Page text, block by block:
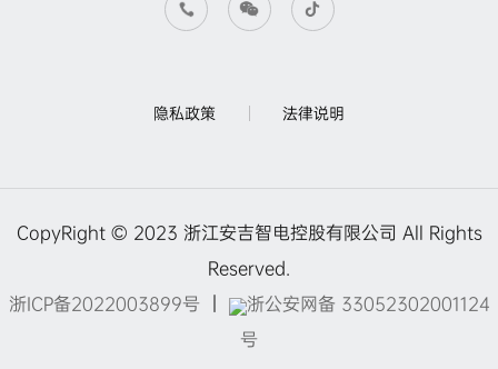
隐私政策 法律说明
CopyRight © 2023 浙江安吉智电控股有限公司 All Rights
Reserved.
浙ICP备2022003899号｜
浙公安网备 33052302001124
号